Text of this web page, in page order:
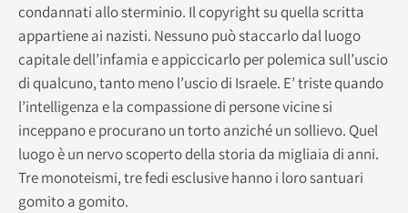
condannati allo sterminio. Il copyright su quella scritta
appartiene ai nazisti. Nessuno può staccarlo dal luogo
capitale dell’infamia e appiccicarlo per polemica sull’uscio
di qualcuno, tanto meno l’uscio di Israele. E’ triste quando
l’intelligenza e la compassione di persone vicine si
inceppano e procurano un torto anziché un sollievo. Quel
luogo è un nervo scoperto della storia da migliaia di anni.
Tre monoteismi, tre fedi esclusive hanno i loro santuari
gomito a gomito.